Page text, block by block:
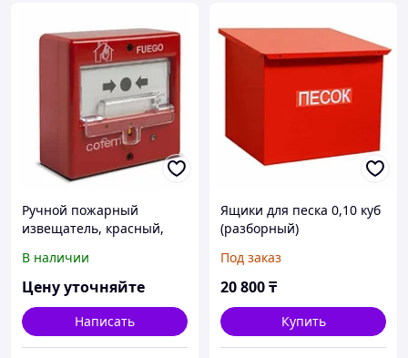
Ручной пожарный
извещатель, красный,
входит в комплект) 24-
35VDC, 10 +50°C, IP 50
В наличии
Цену уточняйте
Написать
Ящики для песка 0,10 куб
(разборный)
Под заказ
20 800₸
Купить